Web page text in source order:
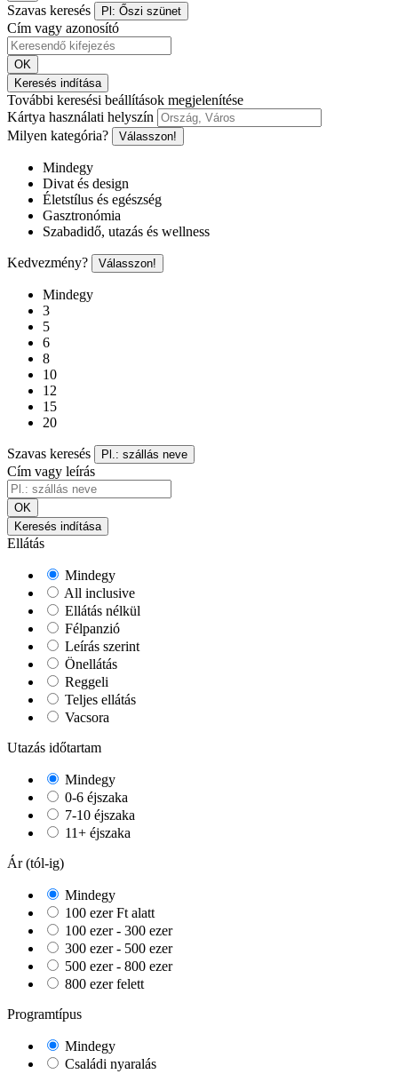
Szavas keresés Pl: Őszi szünet
Cím vagy azonosító
OK
Keresés indítása
További keresési beállítások megjelenítése
Kártya használati helyszín
Milyen kategória?
Válasszon!
Mindegy
Divat és design
Életstílus és egészség
Gasztronómia
Szabadidő, utazás és wellness
Kedvezmény? Válasszon!
Mindegy
3
5
6
8
10
12
15
20
Szavas keresés Pl.: szállás neve
Cím vagy leírás
OK
Keresés indítása
Ellátás
Mindegy
All inclusive
Ellátás nélkül
Félpanzió
Leírás szerint
Önellátás
Reggeli
Teljes ellátás
Vacsora
Utazás időtartam
Mindegy
0-6 éjszaka
7-10 éjszaka
11+ éjszaka
Ár (tól-ig)
Mindegy
100 ezer Ft alatt
100 ezer - 300 ezer
300 ezer - 500 ezer
500 ezer - 800 ezer
800 ezer felett
Programtípus
Mindegy
Családi nyaralás